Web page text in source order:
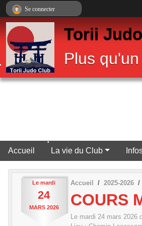
Torii
Plus
Accueil La vie du Club
Le mardi
24
MARS 2026
Accueil 2025-2026
COURS
Le mardi 24 mars 2026
Se connecter
Panneau de gestion des cookies